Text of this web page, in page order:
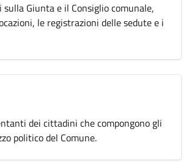
Giunta e il Consiglio comunale,
le registrazioni delle sedute e i
dei cittadini che compongono gli
politico del Comune.